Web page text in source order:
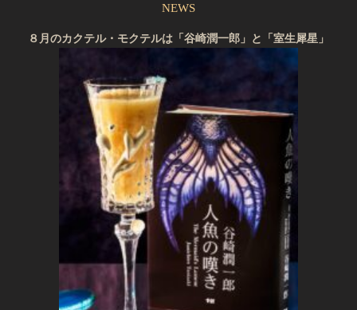
NEWS
８月のカクテル・モクテルは「谷崎潤一郎」と「室生犀星」